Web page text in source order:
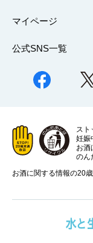
マイページ
公式SNS一覧
スト
妊娠
お酒
のん
お酒に関する情報の20